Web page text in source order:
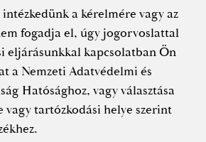
a kérelmére vagy az
fogadja el, úgy jogorvoslattal
eljárásunkkal kapcsolatban Ön
a Nemzeti Adatvédelmi és
Hatósághoz, vagy választása
vagy tartózkodási helye szerint